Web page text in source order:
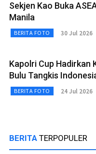
Sekjen Kao Buka
Manila
BERITA FOTO 30 Jul 2026
Kapolri Cup Hadirkan
Bulu Tangkis
BERITA FOTO 24 Jul 2026
BERITA TERPOPULER